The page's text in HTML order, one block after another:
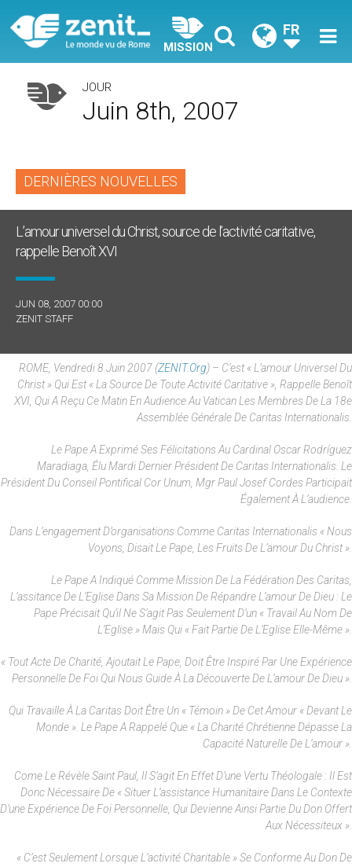
MISSION
FR
JOUR
Juin 8th, 2007
DERNIÈRES NOUVELLES
L’amour universel du Christ, source de l’activité caritative,
rappelle Benoît XVI
JUN 08, 2007 00:00
ZENIT STAFF
ROME, Vendredi 8 Juin 2007 (ZENIT.org) – C’est « L’amour Universel Du
Christ » Qui Est « La Source De Toute Activité Caritative », Rappelle Benoît
XVI, Qui A Reçu Ce Matin En Audience Au Vatican Les Membres De La 18e
Assemblée Générale De Caritas Internationalis.
Le Pape A Exprimé Ses Félicitations Au Cardinal Oscar Rodríguez
Maradiaga, Élu Mardi Dernier Président De Caritas Internationalis. Le
Président Du Conseil Pontifical Cor Unum, Mgr Paul Josef Cordes Participait
Également À L’audience.
Dans L’engagement D’organisations Comme Caritas Internationalis « Nous
Voyons, Disait Le Pape, Les Fruits De L’amour Du Christ ».
Le Pape A Indiqué Comme Mission De La Fédération Des Caritas,
L’assitance De L’Eglise Dans Sa Mission De Répandre L’amour De Dieu : Le
Pape Précisait Qu’il Ne S’agit Pas Seulement D’un « Travail Au Nom De
L’Eglise » Mais Qui « Fait Partie De L’Eglise Elle-Même ».
« Tout Acte De Charité, Ajoutait Le Pape, Doit Être Inspiré Par Une Expérience
Personnelle De Foi Qui Nous Guide À La Découverte De L’amour De Dieu ».
Qui Travaille À La Caritas Doit Être Un « Témoin » De Cet Amour « Devant Le
Monde ». Le Pape A Rappelé Que « La Charité Chrétienne Dépasse La
Capacité Naturelle De L’amour ».
Come Le Révèle Saint Paul, Il S’agit En Effet D’une Vertu Théologale : Il Est
Donc Nécessaire De « Situer L’assistance Humanitaire Dans Le Contexte
D’une Expérience De Foi Personnelle, Qui Devienne Ainsi Partie Du Don Offert
Aux Nécessiteux ».
« C’est Seulement Lorsque L’activité Charitable » Se Conforme Au Don De